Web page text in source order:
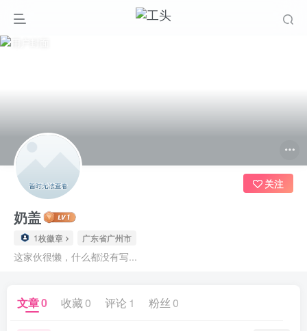
奶盖
1枚徽章 广东省广州市
这家伙很懒，什么都没有写...
关注
文章0 收藏 0 评论 1 粉丝 0